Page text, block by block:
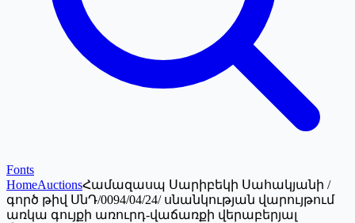
Fonts
HomeAuctionsՀամազասպ Սարիբեկի Սահակյանի /
գործ թիվ ՍնԴ/0094/04/24/ սնանկության վարույթում
առկա գույքի առուրդ-վաճառքի վերաբերյալ